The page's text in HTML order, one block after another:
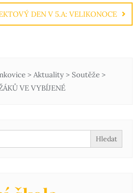
DEN V 5.A: VELIKONOCE
> Aktuality > Soutěže >
VE VYBÍJENÉ